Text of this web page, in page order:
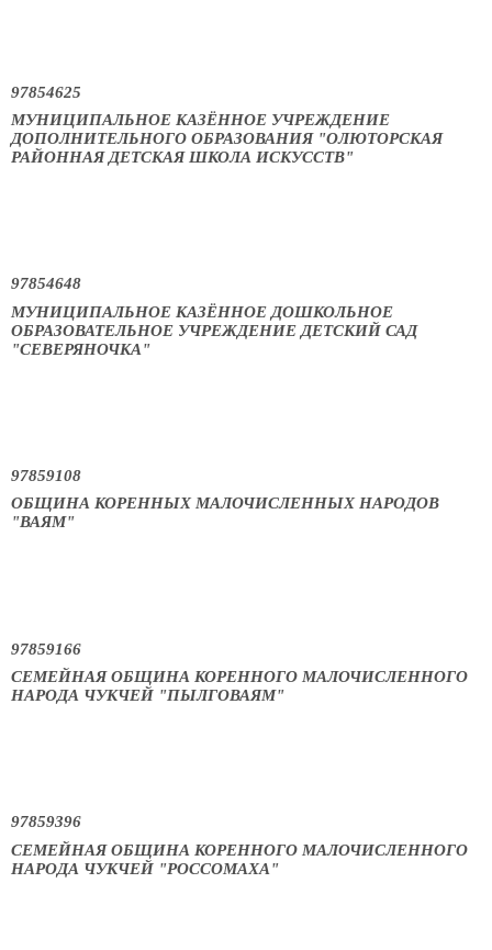
97854625
МУНИЦИПАЛЬНОЕ КАЗЁННОЕ УЧРЕЖДЕНИЕ
ДОПОЛНИТЕЛЬНОГО ОБРАЗОВАНИЯ "ОЛЮТОРСКАЯ
РАЙОННАЯ ДЕТСКАЯ ШКОЛА ИСКУССТВ"
97854648
МУНИЦИПАЛЬНОЕ КАЗЁННОЕ ДОШКОЛЬНОЕ
ОБРАЗОВАТЕЛЬНОЕ УЧРЕЖДЕНИЕ ДЕТСКИЙ САД
"СЕВЕРЯНОЧКА"
97859108
ОБЩИНА КОРЕННЫХ МАЛОЧИСЛЕННЫХ НАРОДОВ
"ВАЯМ"
97859166
СЕМЕЙНАЯ ОБЩИНА КОРЕННОГО МАЛОЧИСЛЕННОГО
НАРОДА ЧУКЧЕЙ "ПЫЛГОВАЯМ"
97859396
СЕМЕЙНАЯ ОБЩИНА КОРЕННОГО МАЛОЧИСЛЕННОГО
НАРОДА ЧУКЧЕЙ "РОССОМАХА"